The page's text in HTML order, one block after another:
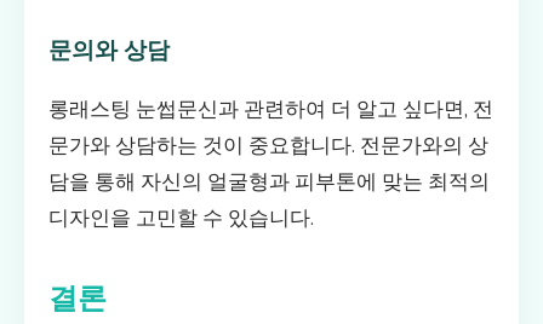
문의와 상담
롱래스팅 눈썹문신과 관련하여 더 알고 싶다면, 전
문가와 상담하는 것이 중요합니다. 전문가와의 상
담을 통해 자신의 얼굴형과 피부톤에 맞는 최적의
디자인을 고민할 수 있습니다.
결론